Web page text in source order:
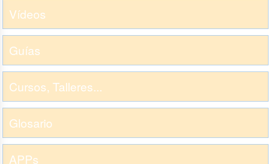
Vídeos
Guías
Cursos, Talleres...
Glosario
APPs